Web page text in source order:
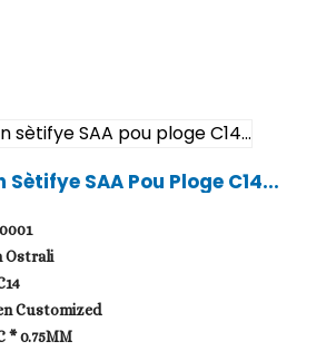
Sètifye SAA Pou Ploge C14...
Ostrali
Customized
* 0.75MM